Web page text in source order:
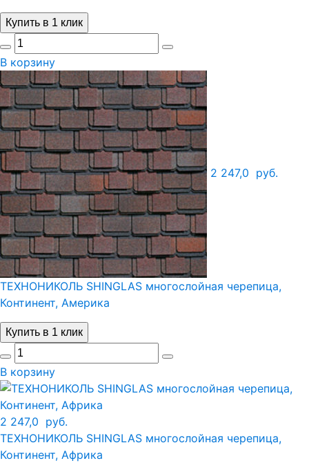
Купить в 1 клик
В корзину
2 247,0 руб.
ТЕХНОНИКОЛЬ SHINGLAS многослойная черепица,
Континент, Америка
Купить в 1 клик
В корзину
2 247,0 руб.
ТЕХНОНИКОЛЬ SHINGLAS многослойная черепица,
Континент, Африка